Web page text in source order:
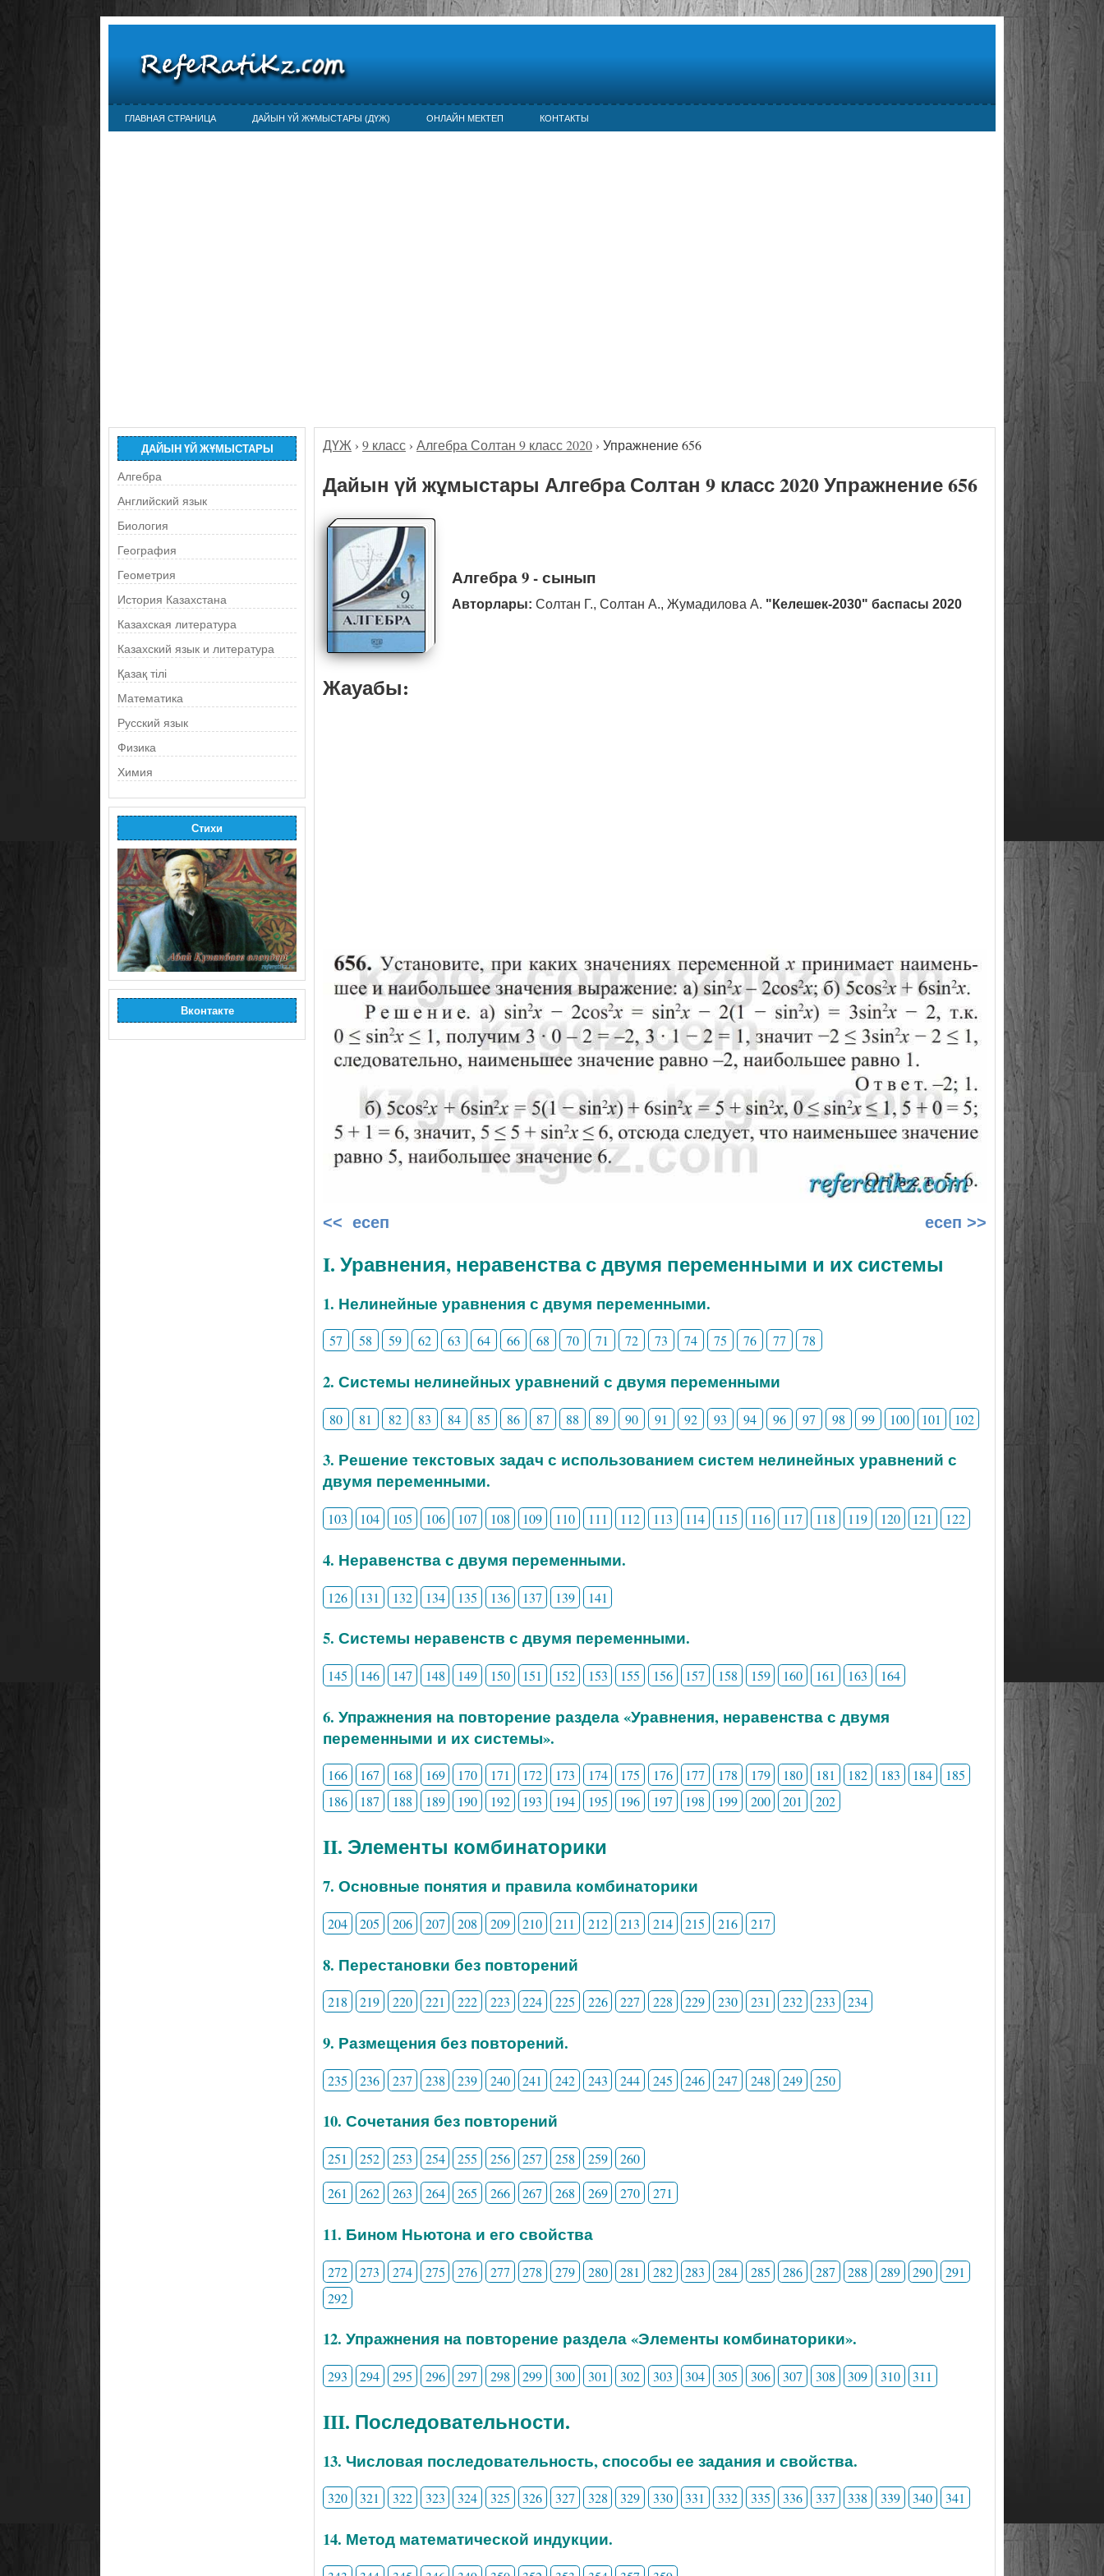
ГЛАВНАЯ СТРАНИЦА ДАЙЫН ҮЙ ЖҰМЫСТАРЫ (ДҮЖ) ОНЛАЙН МЕКТЕП КОНТАКТЫ
ДАЙЫН ҮЙ ЖҰМЫСТАРЫ
Алгебра
Английский язык
Биология
География
Геометрия
История Казахстана
Казахская литература
Казахский язык и литература
Қазақ тілі
Математика
Русский язык
Физика
Химия
Стихи
Вконтакте
ДҮЖ › 9 класс › Алгебра Солтан 9 класс 2020 › Упражнение 656
Дайын үй жұмыстары Алгебра Солтан 9 класс 2020 Упражнение 656
Алгебра 9 - сынып
Авторлары: Солтан Г., Солтан А., Жумадилова А. "Келешек-2030" баспасы 2020
Жауабы:
<< есеп есеп >>
I. Уравнения, неравенства с двумя переменными и их системы
1. Нелинейные уравнения с двумя переменными.
57 58 59 62 63 64 66 68 70 71 72 73 74 75 76 77 78
2. Системы нелинейных уравнений с двумя переменными
80 81 82 83 84 85 86 87 88 89 90 91 92 93 94 96 97 98 99 100 101 102
3. Решение текстовых задач с использованием систем нелинейных уравнений с
двумя переменными.
103 104 105 106 107 108 109 110 111 112 113 114 115 116 117 118 119 120 121 122
4. Неравенства с двумя переменными.
126 131 132 134 135 136 137 139 141
5. Системы неравенств с двумя переменными.
145 146 147 148 149 150 151 152 153 155 156 157 158 159 160 161 163 164
6. Упражнения на повторение раздела «Уравнения, неравенства с двумя
переменными и их системы».
166 167 168 169 170 171 172 173 174 175 176 177 178 179 180 181 182 183 184
185
186
187 188 189 190 192 193 194 195 196 197 198 199 200 201 202
II. Элементы комбинаторики
7. Основные понятия и правила комбинаторики
204 205 206 207 208 209 210 211 212 213 214 215 216 217
8. Перестановки без повторений
218 219 220 221 222 223 224 225 226 227 228 229 230 231 232 233 234
9. Размещения без повторений.
235 236 237 238 239 240 241 242 243 244 245 246 247 248 249 250
10. Сочетания без повторений
251 252 253 254 255 256 257 258 259
260
261
262 263 264 265 266 267 268 269 270 271
11. Бином Ньютона и его свойства
272 273 274 275 276 277 278 279 280 281 282 283 284 285 286 287 288 289 290
291
292
12. Упражнения на повторение раздела «Элементы комбинаторики».
293 294 295 296 297 298 299 300 301 302 303 304 305 306 307 308 309 310 311
III. Последовательности.
13. Числовая последовательность, способы ее задания и свойства.
320 321 322 323 324 325 326 327 328 329 330 331 332 335 336 337 338 339 340 341
14. Метод математической индукции.